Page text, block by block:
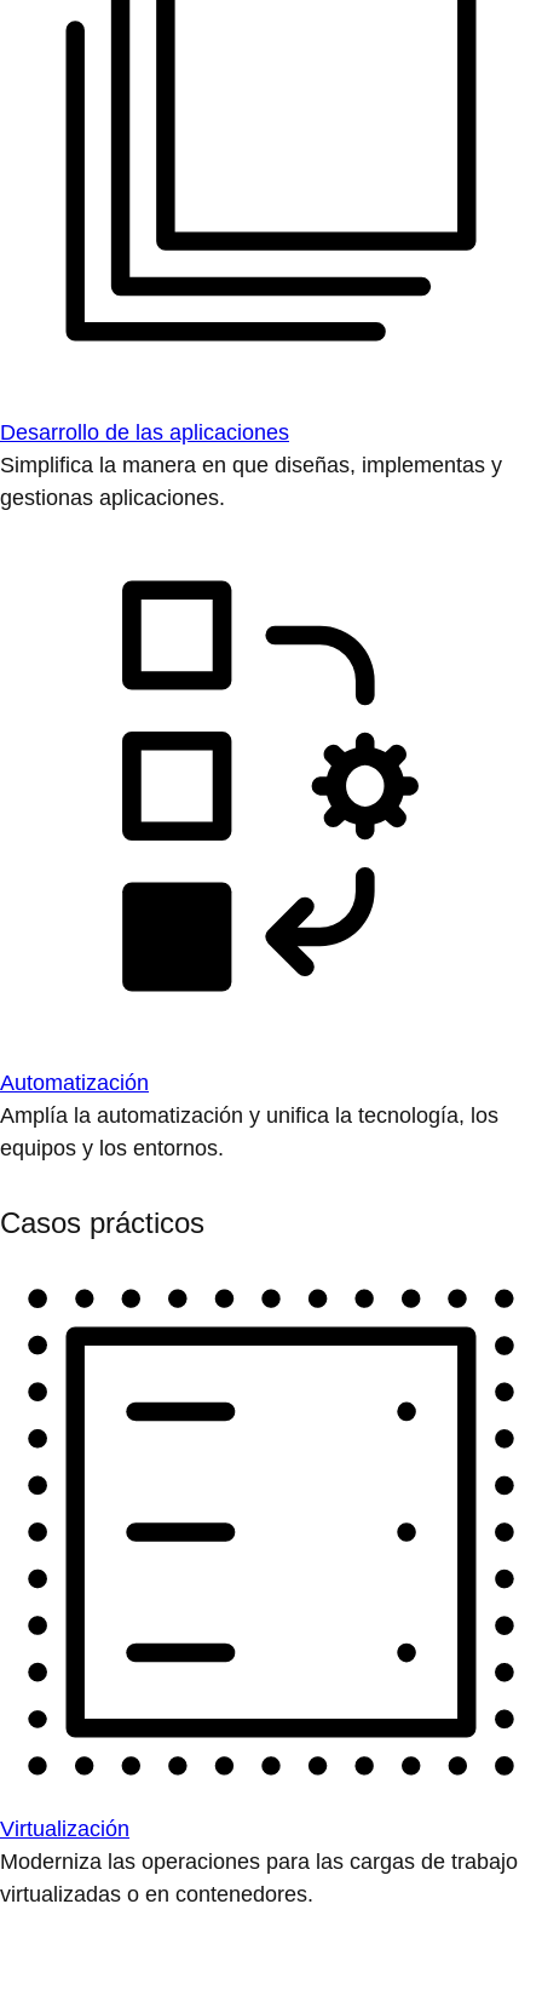
Desarrollo de las aplicaciones
Simplifica la manera en que diseñas, implementas y
gestionas aplicaciones.
Automatización
Amplía la automatización y unifica la tecnología, los
equipos y los entornos.
Casos prácticos
Virtualización
Moderniza las operaciones para las cargas de trabajo
virtualizadas o en contenedores.